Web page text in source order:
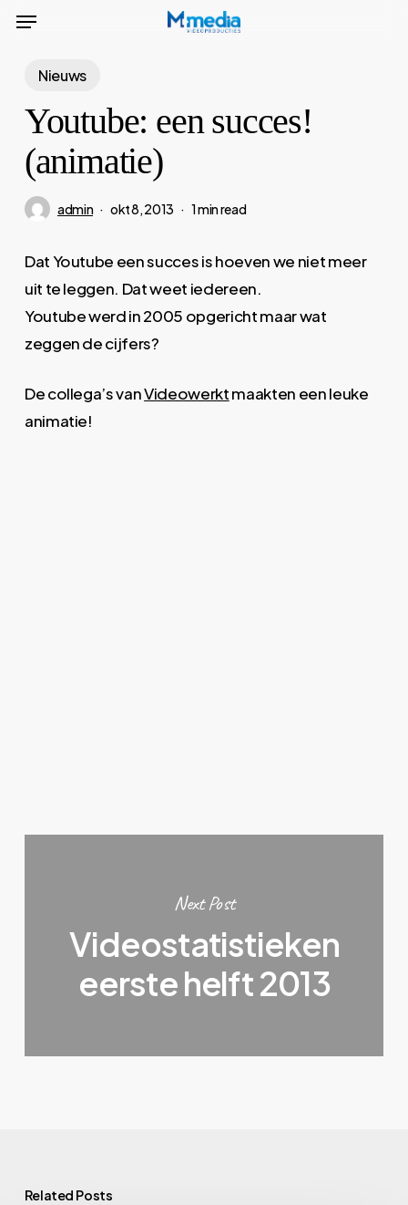
SkipMenu
Nieuws
Youtube: een succes!
(animatie)
admin okt 8, 2013 1 min read
Dat Youtube een succes is hoeven we niet meer
uit te leggen. Dat weet iedereen.
Youtube werd in 2005 opgericht maar wat
zeggen de cijfers?
De collega’s vanVideowerktmaakten een leuke
animatie!
Next Post
Videostatistieken
eerste helft 2013
Related Posts